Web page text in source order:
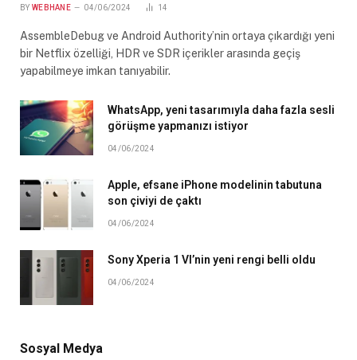
BY WEBHANE 04/06/2024 14
AssembleDebug ve Android Authority’nin ortaya çıkardığı yeni
bir Netflix özelliği, HDR ve SDR içerikler arasında geçiş
yapabilmeye imkan tanıyabilir.
WhatsApp, yeni tasarımıyla daha fazla sesli
görüşme yapmanızı istiyor
04/06/2024
Apple, efsane iPhone modelinin tabutuna
son çiviyi de çaktı
04/06/2024
Sony Xperia 1 VI’nin yeni rengi belli oldu
04/06/2024
Sosyal Medya